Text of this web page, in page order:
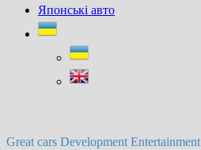
Японські авто
Great cars Development Entertainment